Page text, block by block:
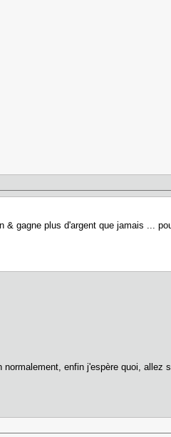
gagne plus d'argent que jamais ...
normalement, enfin j'espère quoi,